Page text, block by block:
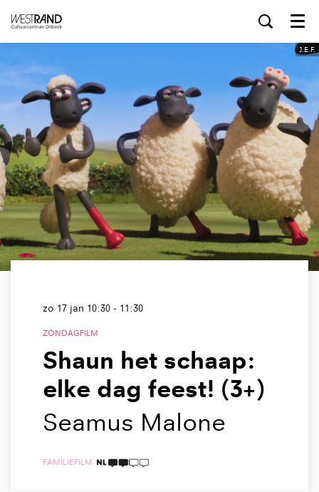
Menu
J.E.F.
Shaun het schaap:
elke dag feest! (3+)
Seamus Malone
ZONDAGFILM
zo 17 jan 10:30 - 11:30
FAMILIEFILM 2 TAALICONEN